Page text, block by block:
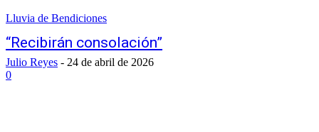
Lluvia de Bendiciones
“Recibirán consolación”
Julio Reyes - 24 de abril de 2026
0